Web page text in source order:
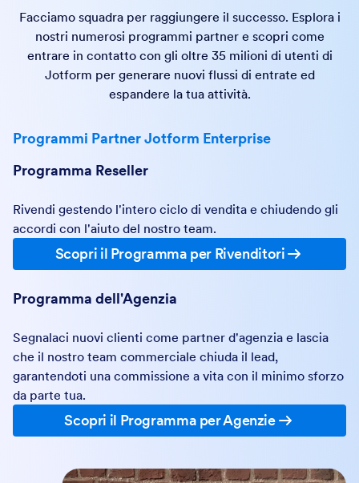
nostri numerosi programmi partner e scopri come
entrare in contatto con gli oltre 35 milioni di utenti di
Jotform per generare nuovi flussi di entrate ed
espandere la tua attività.
Programma Reseller
accordi con l'aiuto del nostro team.
Scopri il Programma per Rivenditori
che il nostro team commerciale chiuda il lead,
garantendoti una commissione a vita con il minimo sforzo
da parte tua.
Scopri il Programma per Agenzie